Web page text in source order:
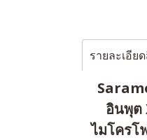
รายละเอีย
อินพุต
ไมโครโ